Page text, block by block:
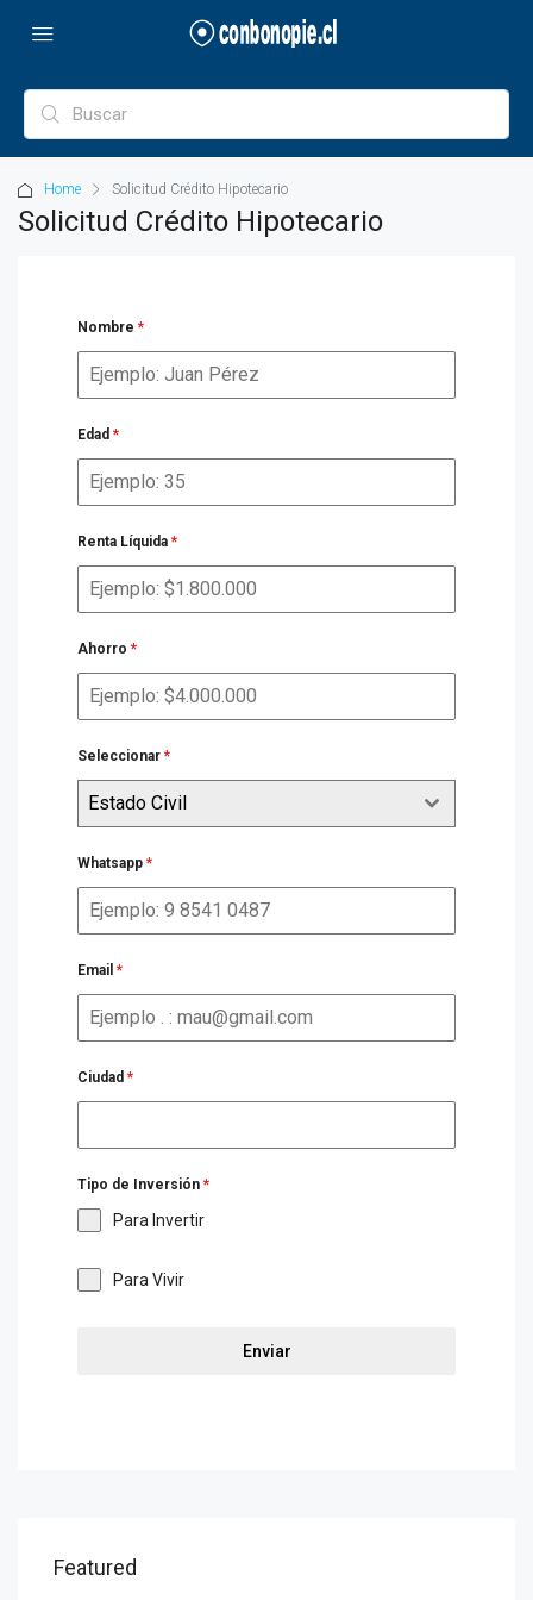
Home Solicitud Crédito Hipotecario
Solicitud Crédito Hipotecario
Nombre *
Edad *
Renta Líquida *
Ahorro *
Seleccionar *
Estado Civil
Whatsapp *
Email *
Ciudad *
Tipo de Inversión *
Para Invertir
Para Vivir
Enviar
Featured